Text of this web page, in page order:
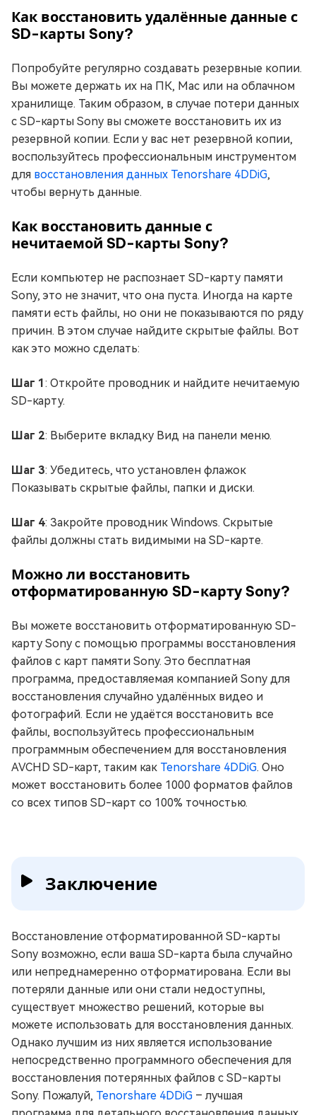
Как восстановить удалённые данные с
SD-карты Sony?
Попробуйте регулярно создавать резервные копии.
Вы можете держать их на ПК, Mac или на облачном
хранилище. Таким образом, в случае потери данных
с SD-карты Sony вы сможете восстановить их из
резервной копии. Если у вас нет резервной копии,
воспользуйтесь профессиональным инструментом
для восстановления данных Tenorshare 4DDiG,
чтобы вернуть данные.
Как восстановить данные с
нечитаемой SD-карты Sony?
Если компьютер не распознает SD-карту памяти
Sony, это не значит, что она пуста. Иногда на карте
памяти есть файлы, но они не показываются по ряду
причин. В этом случае найдите скрытые файлы. Вот
как это можно сделать:
Шаг 1: Откройте проводник и найдите нечитаемую
SD-карту.
Шаг 2: Выберите вкладку Вид на панели меню.
Шаг 3: Убедитесь, что установлен флажок
Показывать скрытые файлы, папки и диски.
Шаг 4: Закройте проводник Windows. Скрытые
файлы должны стать видимыми на SD-карте.
Можно ли восстановить
отформатированную SD-карту Sony?
Вы можете восстановить отформатированную SD-
карту Sony с помощью программы восстановления
файлов с карт памяти Sony. Это бесплатная
программа, предоставляемая компанией Sony для
восстановления случайно удалённых видео и
фотографий. Если не удаётся восстановить все
файлы, воспользуйтесь профессиональным
программным обеспечением для восстановления
AVCHD SD-карт, таким как Tenorshare 4DDiG. Оно
может восстановить более 1000 форматов файлов
со всех типов SD-карт со 100% точностью.
Заключение
Восстановление отформатированной SD-карты
Sony возможно, если ваша SD-карта была случайно
или непреднамеренно отформатирована. Если вы
потеряли данные или они стали недоступны,
существует множество решений, которые вы
можете использовать для восстановления данных.
Однако лучшим из них является использование
непосредственно программного обеспечения для
восстановления потерянных файлов с SD-карты
Sony. Пожалуй, Tenorshare 4DDiG – лучшая